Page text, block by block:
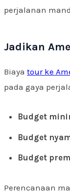
perjalanan
Jadikan
Biaya tour ke
pada gaya
Budget
Budget
Budget
Perencanaan